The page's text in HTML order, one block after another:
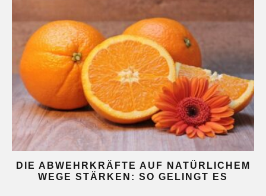
DIE ABWEHRKRÄFTE AUF NATÜRLICHEM
WEGE STÄRKEN: SO GELINGT ES